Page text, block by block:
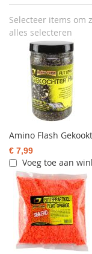
Selecteer items om
alles selecteren
Amino Flash
€ 7,99
Voeg toe aan